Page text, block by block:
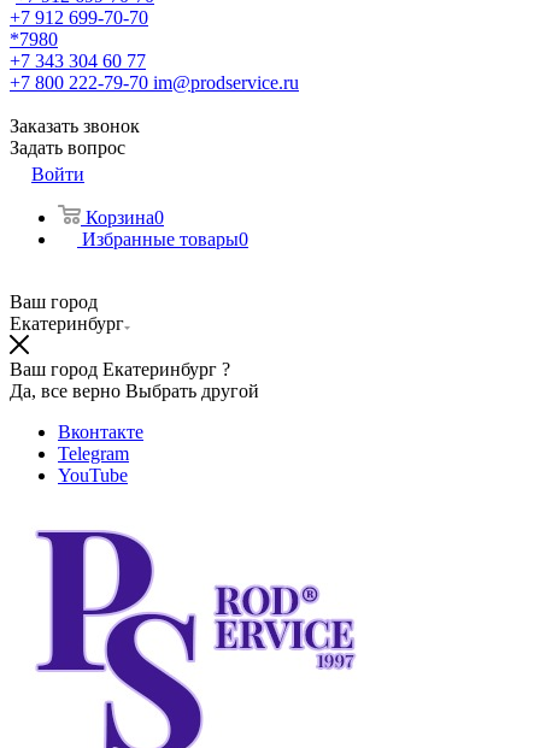
+7 912 699-70-70
*7980
+7 343 304 60 77
+7 800 222-79-70 im@prodservice.ru
Заказать звонок
Задать вопрос
Войти
Корзина0
Избранные товары0
Ваш город
Екатеринбург
Ваш город Екатеринбург ?
Да, все верно Выбрать другой
Вконтакте
Telegram
YouTube